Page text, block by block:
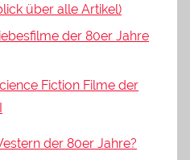
über alle Artikel)
der 80er Jahre
Fiction Filme der
der 80er Jahre?